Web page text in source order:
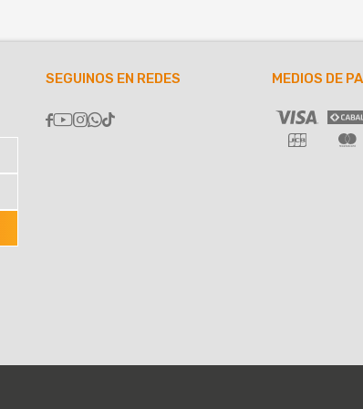
SEGUINOS EN REDES

MEDIOS DE